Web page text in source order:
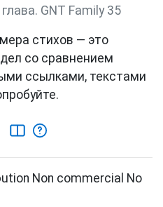
GNT Family 35
стихов — это
со сравнением
ссылками, текстами
Non commercial No